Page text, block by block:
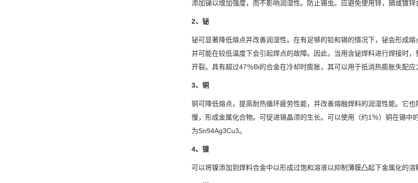
添加锑以增加强度，而不影响润湿性。防止锡虫。应避免使用锌，镉或镀锌
2、铋
铋可显著降低熔点并改善润湿性。在有足够的铅和锡的情况下，铋会形成
并可能在较低温度下会引起焊点的故障。因此，当用含铋焊料进行焊接时
开裂。具有超过47％Bi的合金在冷却时膨胀，其可以用于抵消热膨胀失配
3、铜
铜可降低熔点，提高耐热循环疲劳性能，并改善熔融焊料的润湿性能。它
慢，形成金属化合物。可促进锡晶须的生长。可以使用（约1％）铜在锡中
为Sn94Ag3Cu3。
4、镍
可以将镍添加到焊料合金中以形成过饱和溶液以抑制薄膜凸起下金属化的溶